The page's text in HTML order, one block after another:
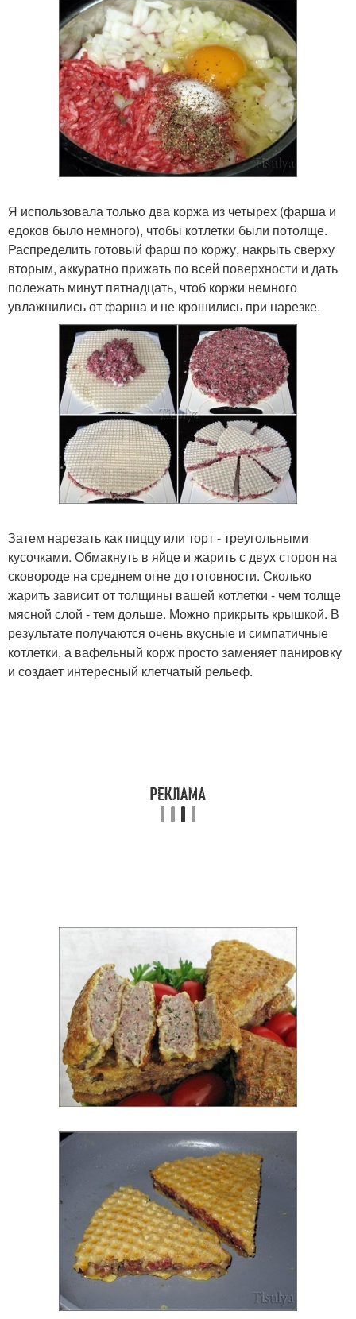
Я использовала только два коржа из четырех (фарша и
едоков было немного), чтобы котлетки были потолще.
Распределить готовый фарш по коржу, накрыть сверху
вторым, аккуратно прижать по всей поверхности и дать
полежать минут пятнадцать, чтоб коржи немного
увлажнились от фарша и не крошились при нарезке.
Затем нарезать как пиццу или торт - треугольными
кусочками. Обмакнуть в яйце и жарить с двух сторон на
сковороде на среднем огне до готовности. Сколько
жарить зависит от толщины вашей котлетки - чем толще
мясной слой - тем дольше. Можно прикрыть крышкой. В
результате получаются очень вкусные и симпатичные
котлетки, а вафельный корж просто заменяет панировку
и создает интересный клетчатый рельеф.